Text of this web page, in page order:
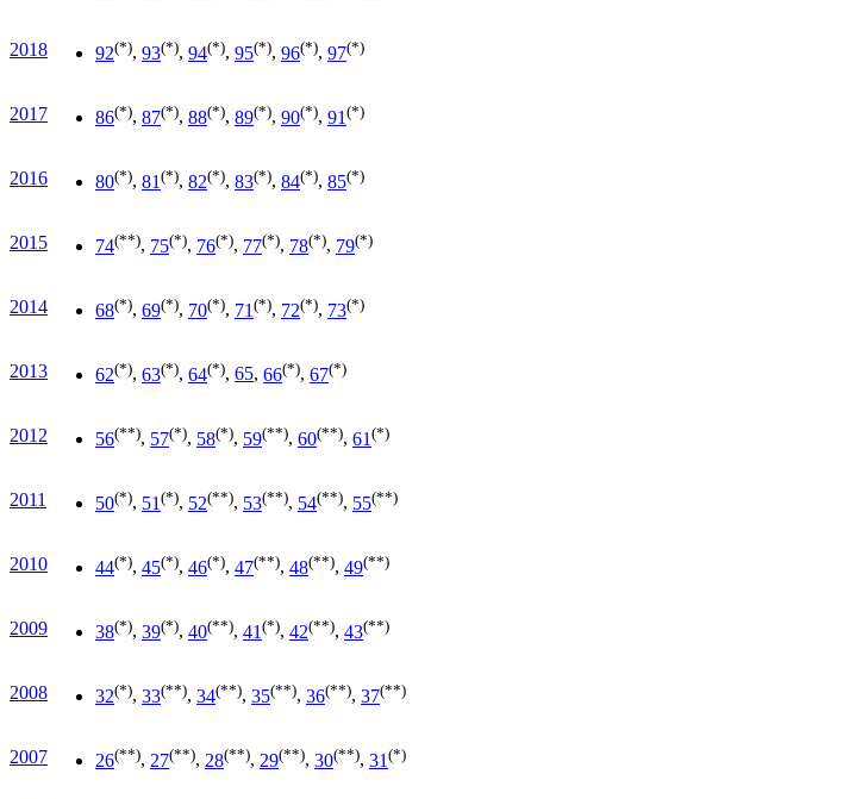
2018 92(*), 93(*), 94(*), 95(*), 96(*), 97(*)
2017 86(*), 87(*), 88(*), 89(*), 90(*), 91 (*)
2016 80(*), 81 (*), 82(*), 83(*), 84(*), 85(*)
2015 74(**), 75(*), 76(*), 77(*), 78(*), 79(*)
2014 68(*), 69(*), 70(*), 71 (*), 72(*), 73(*)
2013 62(*), 63(*), 64(*), 65, 66(*), 67(*)
2012 56(**), 57(*), 58(*), 59(**), 60(**), 61 (*)
2011 50(*), 51 (*), 52(**), 53(**), 54(**), 55(**)
2010 44(*), 45(*), 46(*), 47(**), 48(**), 49(**)
2009 38(*), 39(*), 40(**), 41 (*), 42(**), 43(**)
2008 32(*), 33(**), 34(**), 35(**), 36(**), 37(**)
2007 26(**), 27(**), 28(**), 29(**), 30(**), 31 (*)